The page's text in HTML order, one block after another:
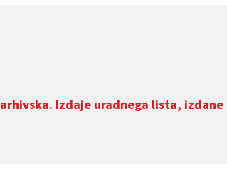
arhivska. Izdaje uradnega lista, izdane